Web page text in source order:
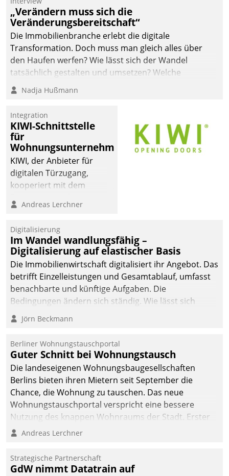
„Verändern muss sich die
Veränderungsbereitschaft“
Die Immobilienbranche erlebt die digitale
Transformation. Doch muss man gleich alles über
den Haufen werfen? Wie lässt sich der Wandel
tatsächlich gestalten und umsetzen? Welche
Argumente zählen wirklich?
Nadja Hußmann
Integration
KIWI-Schnittstelle
für
Wohnungsunternehmen
KIWI, der Anbieter für
digitalen Türzugang,
kooperiert mit dem
Softwareentwicklungshaus
Andreas Lerchner
Digitalisierung
Im Wandel wandlungsfähig –
Digitalisierung auf elastischer Basis
Die Immobilienwirtschaft digitalisiert ihr Angebot. Das
betrifft Einzelleistungen und Gesamtablauf, umfasst
benachbarte und künftige Aufgaben. Die
Bedingungen ändern sich ständig. Wie lässt sich
technisch die Kontrolle wahren und zugleich Freiraum
fürs Wachsen öffnen?
Jörn Beckmann
Berliner Wohnungstauschportal
Guter Schnitt bei Wohnungstausch
Die landeseigenen Wohnungsbaugesellschaften
Berlins bieten ihren Mietern seit September die
Chance, die Wohnung zu tauschen. Das neue
Wohnungstauschportal verspricht eine bessere
Nutzung des knappen Wohnraums der Stadt. Erster
Anwendungsfall für Datatrains Lösung API-Hub mit
Unternehmen.
Andreas Lerchner
Strategische Partnerschaft
GdW nimmt Datatrain auf